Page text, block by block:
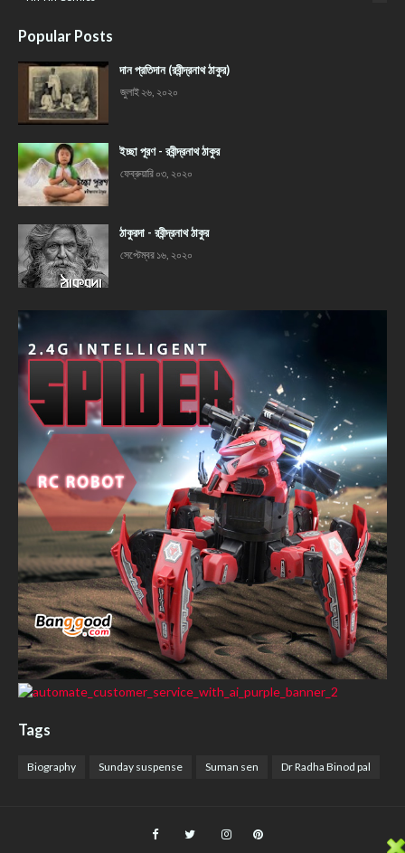
Popular Posts
দান প্রতিদান (রবীন্দ্রনাথ ঠাকুর)
জুলাই ২৬, ২০২০
ইচ্ছা পূরণ - রবীন্দ্রনাথ ঠাকুর
ফেব্রুয়ারি ০৩, ২০২০
ঠাকুরদা - রবীন্দ্রনাথ ঠাকুর
সেপ্টেম্বর ১৬, ২০২০
Tags
Biography Sunday suspense Suman sen Dr Radha Binod pal